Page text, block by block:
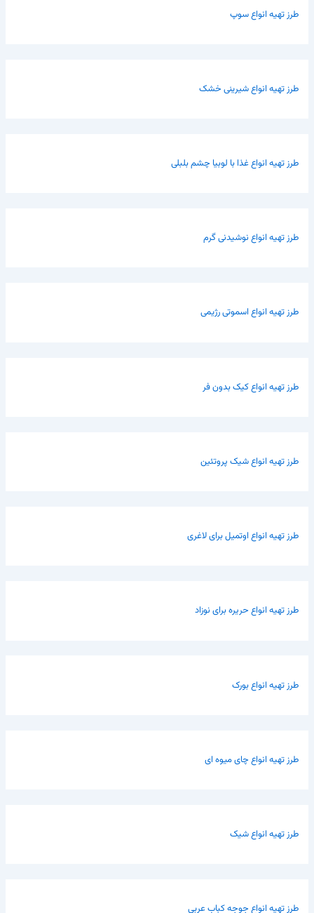
طرز تهیه انواع سوپ
طرز تهیه انواع شیرینی خشک
طرز تهیه انواع غذا با لوبیا چشم بلبلی
طرز تهیه انواع نوشیدنی گرم
طرز تهیه انواع اسموتی رژیمی
طرز تهیه انواع کیک بدون فر
طرز تهیه انواع شیک پروتئین
طرز تهیه انواع اوتمیل برای لاغری
طرز تهیه انواع حریره برای نوزاد
طرز تهیه انواع بورک
طرز تهیه انواع چای میوه ای
طرز تهیه انواع شیک
طرز تهیه انواع جوجه کباب عربی